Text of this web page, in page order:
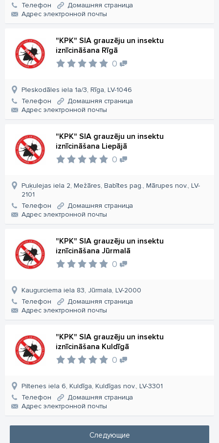
Телефон
Домашняя страница
Aдрес электронной почты
"KPK" SIA grauzēju un insektu
iznīcināšana Rīgā
0
Pleskodāles iela 1a/3, Rīga, LV-1046
Телефон
Домашняя страница
Aдрес электронной почты
"KPK" SIA grauzēju un insektu
iznīcināšana Liepājā
0
Puķulejas iela 2, Mežāres, Babītes pag., Mārupes nov., LV-
2101
Телефон
Домашняя страница
Aдрес электронной почты
"KPK" SIA grauzēju un insektu
iznīcināšana Jūrmalā
0
Kaugurciema iela 83, Jūrmala, LV-2000
Телефон
Домашняя страница
Aдрес электронной почты
"KPK" SIA grauzēju un insektu
iznīcināšana Kuldīgā
0
Piltenes iela 6, Kuldīga, Kuldīgas nov., LV-3301
Телефон
Домашняя страница
Aдрес электронной почты
Следующие